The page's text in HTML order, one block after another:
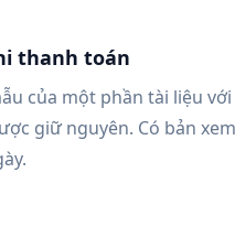
thanh toán
của một phần tài liệu
giữ nguyên. Có bản